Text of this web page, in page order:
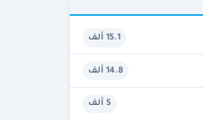
15.1 ألف
14.8 ألف
5 ألف